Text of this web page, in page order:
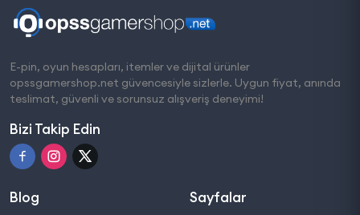
E-pin, oyun hesapları, itemler ve dijital ürünler
opssgamershop.net güvencesiyle sizlerle. Uygun fiyat, anında
teslimat, güvenli ve sorunsuz alışveriş deneyimi!
Bizi Takip Edin
Blog Sayfalar